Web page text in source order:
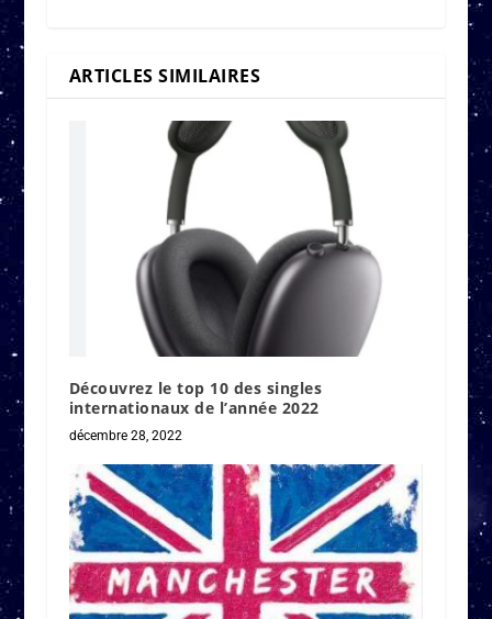
ARTICLES SIMILAIRES
Découvrez le top 10 des singles
internationaux de l’année 2022
décembre 28, 2022